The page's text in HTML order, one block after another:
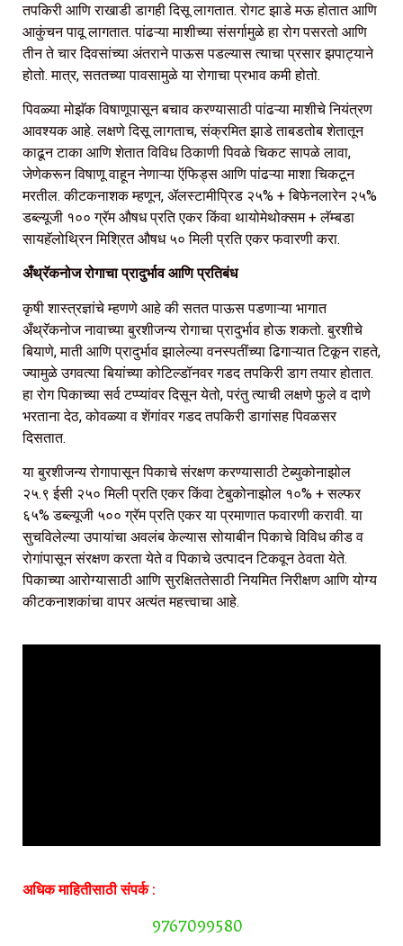
तपकिरी आणि राखाडी डागही दिसू लागतात. रोगट झाडे मऊ होतात आणि
आकुंचन पावू लागतात. पांढऱ्या माशीच्या संसर्गामुळे हा रोग पसरतो आणि
तीन ते चार दिवसांच्या अंतराने पाऊस पडल्यास त्याचा प्रसार झपाट्याने
होतो. मात्र, सततच्या पावसामुळे या रोगाचा प्रभाव कमी होतो.
पिवळ्या मोझॅक विषाणूपासून बचाव करण्यासाठी पांढऱ्या माशीचे नियंत्रण
आवश्यक आहे. लक्षणे दिसू लागताच, संक्रमित झाडे ताबडतोब शेतातून
काढून टाका आणि शेतात विविध ठिकाणी पिवळे चिकट सापळे लावा,
जेणेकरून विषाणू वाहून नेणाऱ्या ऍफिड्स आणि पांढऱ्या माशा चिकटून
मरतील. कीटकनाशक म्हणून, ॲलस्टामीप्रिड २५% + बिफेनलारेन २५%
डब्ल्यूजी १०० ग्रॅम औषध प्रति एकर किंवा थायोमेथोक्सम + लॅम्बडा
सायहॅलोथ्रिन मिश्रित औषध ५० मिली प्रति एकर फवारणी करा.
अँथ्रॅकनोज रोगाचा प्रादुर्भाव आणि प्रतिबंध
कृषी शास्त्रज्ञांचे म्हणणे आहे की सतत पाऊस पडणाऱ्या भागात
अँथ्रॅकनोज नावाच्या बुरशीजन्य रोगाचा प्रादुर्भाव होऊ शकतो. बुरशीचे
बियाणे, माती आणि प्रादुर्भाव झालेल्या वनस्पतींच्या ढिगाऱ्यात टिकून राहते,
ज्यामुळे उगवत्या बियांच्या कोटिल्डॉनवर गडद तपकिरी डाग तयार होतात.
हा रोग पिकाच्या सर्व टप्प्यांवर दिसून येतो, परंतु त्याची लक्षणे फुले व दाणे
भरताना देठ, कोवळ्या व शेंगांवर गडद तपकिरी डागांसह पिवळसर
दिसतात.
या बुरशीजन्य रोगापासून पिकाचे संरक्षण करण्यासाठी टेब्युकोनाझोल
२५.९ ईसी २५० मिली प्रति एकर किंवा टेबुकोनाझोल १०% + सल्फर
६५% डब्ल्यूजी ५०० ग्रॅम प्रति एकर या प्रमाणात फवारणी करावी. या
सुचविलेल्या उपायांचा अवलंब केल्यास सोयाबीन पिकाचे विविध कीड व
रोगांपासून संरक्षण करता येते व पिकाचे उत्पादन टिकवून ठेवता येते.
पिकाच्या आरोग्यासाठी आणि सुरक्षिततेसाठी नियमित निरीक्षण आणि योग्य
कीटकनाशकांचा वापर अत्यंत महत्त्वाचा आहे.
अधिक माहितीसाठी संपर्क :
9767099580